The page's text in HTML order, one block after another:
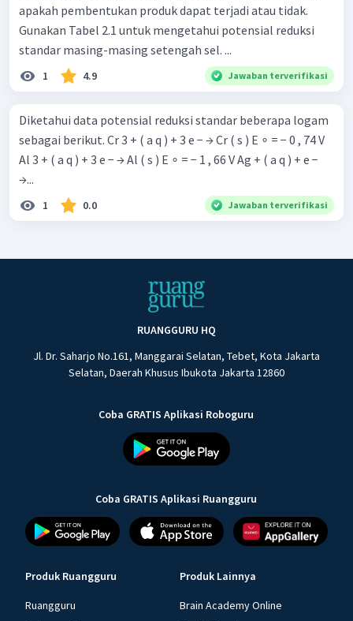
Pada reaksi antara
dengan serbuk Ag, maka yang
adalah Ag. Potensial selnya adalah sebagai berikut:
Oleh karena potensial sel bernilai negatif, maka reaksi
tidak dapat berlangsung.
Jadi, potensial sel reaksi tersebut yaitu -0,46 V, dan
apakah pembentukan produk dapat terjadi atau tidak.
Gunakan Tabel 2.1 untuk mengetahui potensial reduksi
standar masing-masing setengah sel. ...
1 4.9 Jawaban terverifikasi
Diketahui data potensial reduksi standar beberapa logam
sebagai berikut. Cr 3 + ( a q ) + 3 e − → Cr ( s ) E ∘ = − 0 , 74 V
Al 3 + ( a q ) + 3 e − → Al ( s ) E ∘ = − 1 , 66 V Ag + ( a q ) + e −
→...
1 0.0 Jawaban terverifikasi
RUANGGURU HQ
Jl. Dr. Saharjo No.161, Manggarai Selatan, Tebet, Kota Jakarta
Selatan, Daerah Khusus Ibukota Jakarta 12860
Coba GRATIS Aplikasi Roboguru
Coba GRATIS Aplikasi Ruangguru
Produk Ruangguru
Ruangguru
Produk Lainnya
Brain Academy Online